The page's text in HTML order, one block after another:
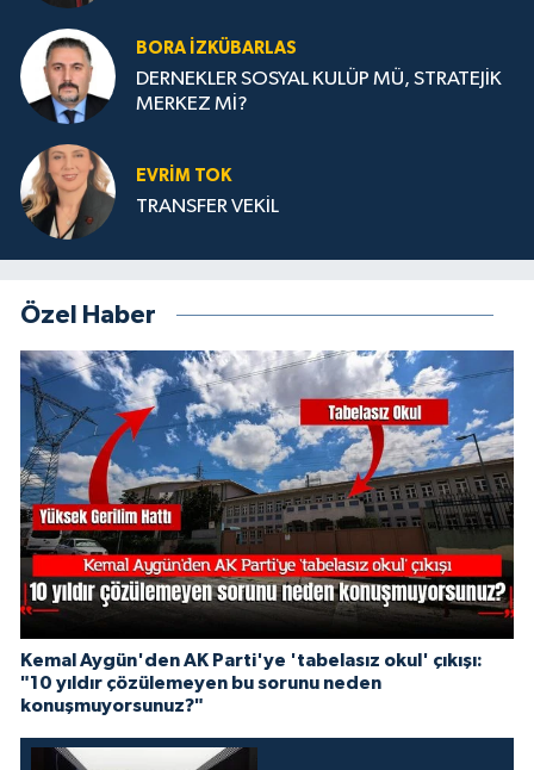
BORA İZKÜBARLAS
DERNEKLER SOSYAL KULÜP MÜ, STRATEJİK
MERKEZ Mİ?
EVRİM TOK
TRANSFER VEKİL
Özel Haber
Kemal Aygün'den AK Parti'ye 'tabelasız okul' çıkışı:
"10 yıldır çözülemeyen bu sorunu neden
konuşmuyorsunuz?"